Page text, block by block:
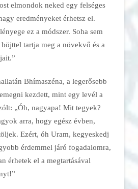
elmondok neked egy felséges
eredményeket érhetsz el.
ez a módszer. Soha sem
tartja meg a növekvő és a
Bhímaszéna, a legerősebb
kezdett, mint egy levél a
„Óh, nagyapa! Mit tegyek?
arra, hogy egész évben,
Ezért, óh Uram, kegyeskedj
érdemmel járó fogadalomra,
érhetek el a megtartásával